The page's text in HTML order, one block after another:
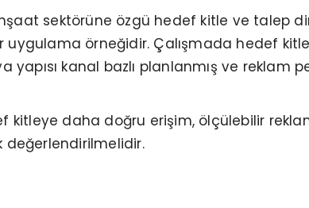
sektörüne özgü hedef kitle ve talep
uygulama örneğidir. Çalışmada hedef
kanal bazlı planlanmış ve reklam
kitleye daha doğru erişim, ölçülebilir